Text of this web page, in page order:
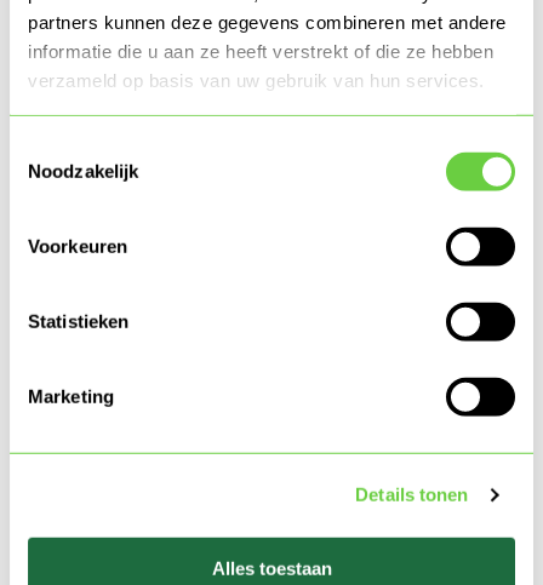
partners kunnen deze gegevens combineren met andere
informatie die u aan ze heeft verstrekt of die ze hebben
verzameld op basis van uw gebruik van hun services.
Noodzakelijk
Voorkeuren
Statistieken
Marketing
Details tonen
Alles toestaan
Voornaam
Achternaam
E-mail*
Vraag of opmerking